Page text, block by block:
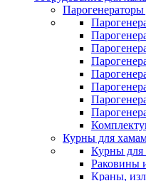
Парогенераторы
Курны для
Курны для
Раковины
Краны,